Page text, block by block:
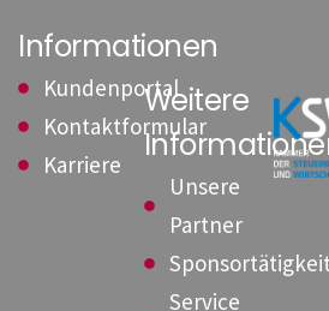
Informationen
Kundenportal
Kontaktformular
Karriere
Weitere
Unsere
Partner
Service